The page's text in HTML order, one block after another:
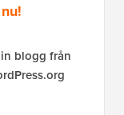
blogg från